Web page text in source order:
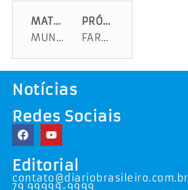
MATÉRIA ANTERIOR
MUNICÍPIOS COM AEDES AEGYT
PRÓXIMA MATÉRIA
FARMÁCIA POPULAR EXPLICARÁ USO DE MEDICAMENTOS CONTÍNUO
Notícias
Redes Sociais
Editorial
contato@diariobrasileiro.com.br